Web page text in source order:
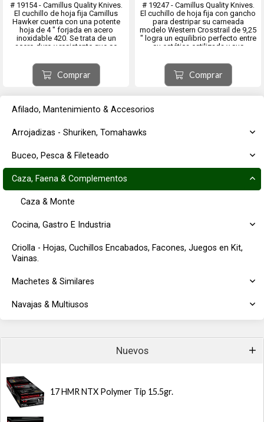
Afilado, Mantenimiento & Accesorios
Arrojadizas - Shuriken, Tomahawks
Buceo, Pesca & Fileteado
Caza, Faena & Complementos
Caza & Monte
Cocina, Gastro E Industria
Criolla - Hojas, Cuchillos Encabados, Facones, Juegos en Kit,
Vainas.
Machetes & Similares
Navajas & Multiusos
Nuevos
17 HMR NTX Polymer Tip 15.5gr.
# 19154 - Camillus Quality Knives.
El cuchillo de hoja fija Camillus
Hawker cuenta con una potente
hoja de 4 ″ forjada en acero
inoxidable 420. Se trata de un
acero duro y resistente que se
cuchillos y es un método rentable
para garantizar la resistencia a la...
Comprar
# 19247 - Camillus Quality Knives.
El cuchillo de hoja fija con gancho
para destripar su carneada
modelo Western Crosstrail de 9,25
″ logra un equilibrio perfecto entre
su estética estilizada y sus
Con una hoja de acero 420
adherida con titanio de 4,25 ″.
El c...
Comprar